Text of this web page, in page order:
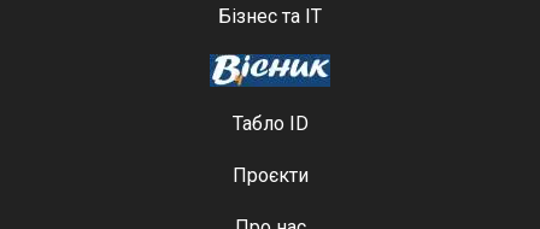
Бізнес та ІТ
Табло ID
Проєкти